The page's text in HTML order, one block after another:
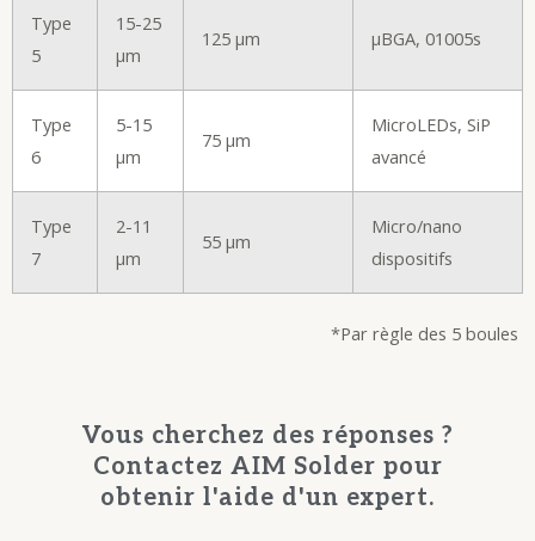
Type
5
15-25
µm
125 µm µBGA, 01005s
Type
6
5-15
µm
75 µm
MicroLEDs, SiP
avancé
Type
7
2-11
µm
55 µm
Micro/nano
dispositifs
*Par règle des 5 boules
Vous cherchez des réponses ?
Contactez AIM Solder pour
obtenir l'aide d'un expert.